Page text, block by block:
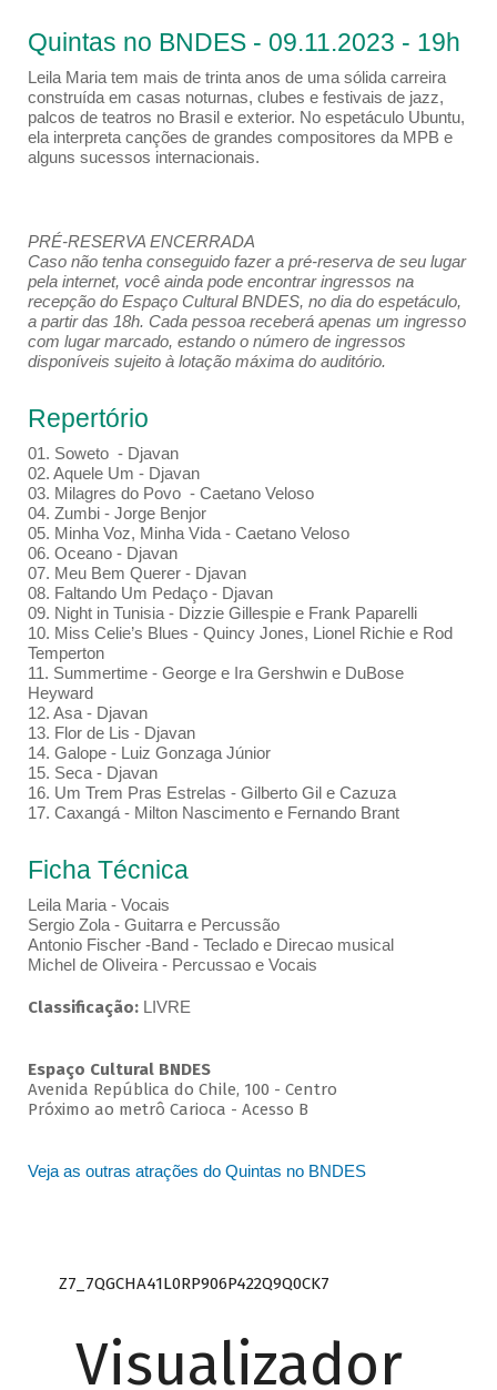
Quintas no BNDES - 09.11.2023 - 19h
Leila Maria tem mais de trinta anos de uma sólida carreira
construída em casas noturnas, clubes e festivais de jazz,
palcos de teatros no Brasil e exterior. No espetáculo Ubuntu,
ela interpreta canções de grandes compositores da MPB e
alguns sucessos internacionais.
PRÉ-RESERVA ENCERRADA
Caso não tenha conseguido fazer a pré-reserva de seu lugar
pela internet, você ainda pode encontrar ingressos na
recepção do Espaço Cultural BNDES, no dia do espetáculo,
a partir das 18h. Cada pessoa receberá apenas um ingresso
com lugar marcado, estando o número de ingressos
disponíveis sujeito à lotação máxima do auditório.
Repertório
01. Soweto - Djavan
02. Aquele Um - Djavan
03. Milagres do Povo - Caetano Veloso
04. Zumbi - Jorge Benjor
05. Minha Voz, Minha Vida - Caetano Veloso
06. Oceano - Djavan
07. Meu Bem Querer - Djavan
08. Faltando Um Pedaço - Djavan
09. Night in Tunisia - Dizzie Gillespie e Frank Paparelli
10. Miss Celie’s Blues - Quincy Jones, Lionel Richie e Rod
Temperton
11. Summertime - George e Ira Gershwin e DuBose
Heyward
12. Asa - Djavan
13. Flor de Lis - Djavan
14. Galope - Luiz Gonzaga Júnior
15. Seca - Djavan
16. Um Trem Pras Estrelas - Gilberto Gil e Cazuza
17. Caxangá - Milton Nascimento e Fernando Brant
Ficha Técnica
Leila Maria - Vocais
Sergio Zola - Guitarra e Percussão
Antonio Fischer -Band - Teclado e Direcao musical
Michel de Oliveira - Percussao e Vocais
Classificação: LIVRE
Espaço Cultural BNDES
Avenida República do Chile, 100 - Centro
Próximo ao metrô Carioca - Acesso B
Veja as outras atrações do Quintas no BNDES
Z7_7QGCHA41L0RP906P422Q9Q0CK7
Visualizador